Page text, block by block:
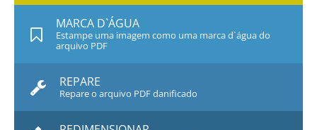
MARCA D`ÁGUA
Estampe uma imagem como uma marca d`água do
arquivo PDF
REPARE
Repare o arquivo PDF danificado